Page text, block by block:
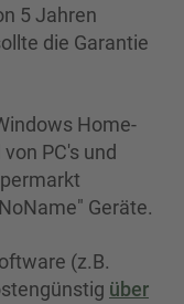
5 Jahren
die Garantie
Home-
PC's und
Geräte.
(z.B.
über